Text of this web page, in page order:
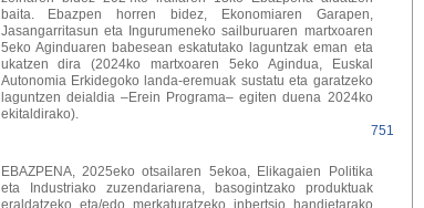
baita. Ebazpen horren bidez, Ekonomiaren Garapen,
Jasangarritasun eta Ingurumeneko sailburuaren martxoaren
5eko Aginduaren babesean eskatutako laguntzak eman eta
ukatzen dira (2024ko martxoaren 5eko Agindua, Euskal
Autonomia Erkidegoko landa-eremuak sustatu eta garatzeko
laguntzen deialdia –Erein Programa– egiten duena 2024ko
ekitaldirako).
751
EBAZPENA, 2025eko otsailaren 5ekoa, Elikagaien Politika
eta Industriako zuzendariarena, basogintzako produktuak
eraldatzeko eta/edo merkaturatzeko inbertsio handietarako